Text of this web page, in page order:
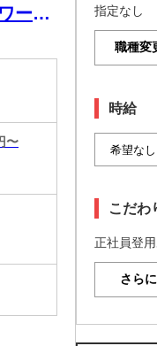
ー
〜
指定なし
職種変
時給
こだわ
正社員登用
さら